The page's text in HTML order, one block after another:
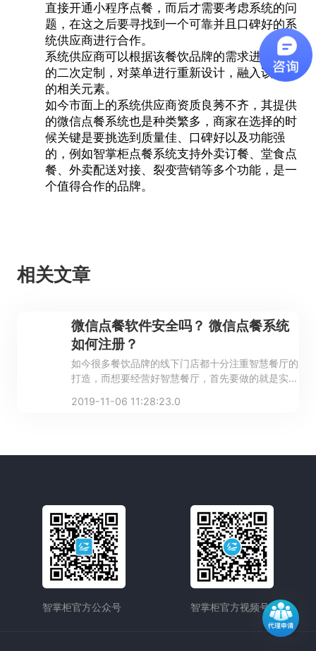
直接开通小程序点餐，而后才需要考虑系统的问
题，在这之后要寻找到一个可靠并且口碑好的系
统供应商进行合作。
系统供应商可以根据该餐饮品牌的需求进行系统
的二次定制，对菜单进行重新设计，融入该品牌
的相关元素。
如今市面上的系统供应商资质良莠不齐，其提供
的微信点餐系统也是种类繁多，商家在选择的时
候关键是要挑选到质量佳、口碑好以及功能强
的，例如智掌柜点餐系统支持外卖订餐、堂食点
餐、外卖配送对接、裂变营销等多个功能，是一
个值得合作的品牌。
相关文章
微信点餐软件安全吗？ 微信点餐系统
如何注册？
如今很多餐饮品牌的线下门店都十分注重智慧餐厅的
打造，而想要经营好智慧餐厅，首先要做的就是实现
2019-11-06 11:28:23.0
智掌柜官方公众号 智掌柜官方视频号